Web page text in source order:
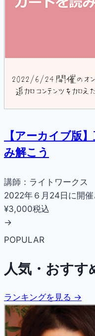
【アーカイブ版
み解こう
講師：ライトワークス
2022年６月24日に開
¥3,000税込
→
POPULAR
人気・おすす
ランキングを見る →